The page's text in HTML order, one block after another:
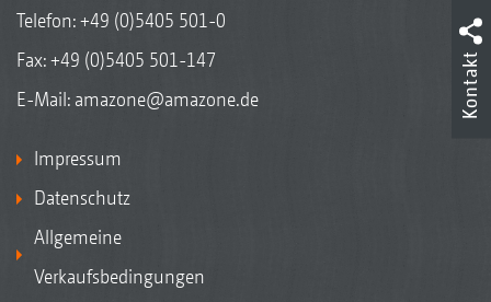
Telefon:+49 (0)5405 501-0
Fax: +49 (0)5405 501-147
E-Mail: amazone@amazone.de
Impressum
Datenschutz
Allgemeine
Verkaufsbedingungen
Kontakt